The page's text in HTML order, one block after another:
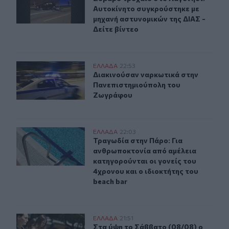
Αυτοκίνητο συγκρούστηκε με
μηχανή αστυνομικών της ΔΙΑΣ -
Δείτε βίντεο
Διακινούσαν ναρκωτικά στην Πανεπιστημιούπολη
ΕΛΛAΔΑ 22:53
Διακινούσαν ναρκωτικά στην
Διακινούσαν ναρκωτικά στην
Πανεπιστημιούπολη του
Ζωγράφου
Τραγωδία στην Πάρο: Για ανθρωποκτονία από αμέλεια
ΕΛΛAΔΑ 22:03
Τραγωδία στην Πάρο: Για
Τραγωδία στην Πάρο: Για
ανθρωποκτονία από αμέλεια
κατηγορούνται οι γονείς του
4χρονου και ο ιδιοκτήτης του
beach bar
Στα ύψη το Σάββατο (08/08) ο υδράργυρος: Σε ποια
ΕΛΛAΔΑ 21:51
Στα ύψη το Σάββατο (08/08) ο